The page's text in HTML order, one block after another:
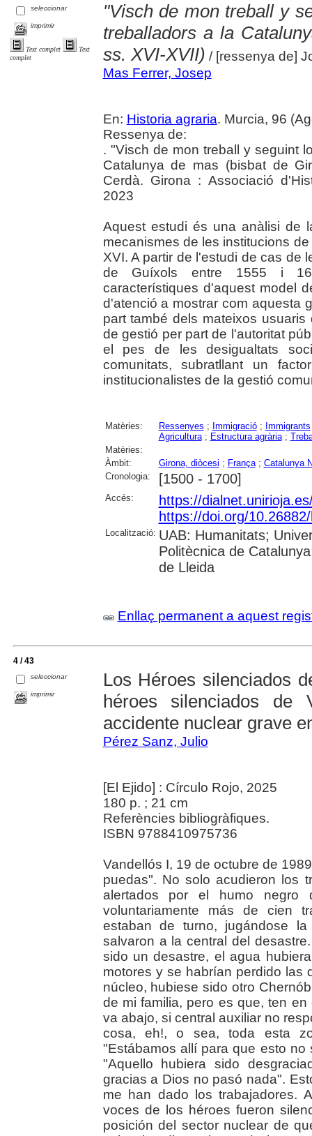
seleccionar
imprimir
Text complet
Text
complet
"Visch de mon treball y
treballadors a la
ss. XVI-XVII) / [ressenya de]
Mas Ferrer, Josep
En: Historia agraria. Murcia, 96
Ressenya de:
. "Visch de mon treball y seguint
Catalunya de mas (bisbat de
Cerdà. Girona : Associació
2023
Aquest estudi és una anàlisi de
mecanismes de les institucions
XVI. A partir de l'estudi de cas de
de Guíxols entre 1555 i
característiques d'aquest model
d'atenció a mostrar com aquesta
part també dels mateixos
de gestió per part de l'autoritat
el pes de les desigualtats
comunitats, subratllant un
institucionalistes de la gestió
Matèries: Ressenyes ; Immigració; Immigrants
Agricultura; Estructura agrària;
Matèries:
Àmbit:
Girona, diòcesi ; França; Catalunya
Cronologia:
[1500 - 1700]
Accés:
https://
https://doi.org/
Localització: UAB: Humanitats;
Politècnica de
de Lleida
Enllaç permanent a aquest
4 / 43
seleccionar
imprimir
Los Héroes silenciados
héroes silenciados de
accidente nuclear grave
Pérez Sanz, Julio
[El Ejido] : Círculo Rojo, 2025
180 p. ; 21 cm
Referències bibliogràfiques.
ISBN 9788410975736
Vandellós I, 19 de octubre de
puedas". No solo acudieron los
alertados por el humo negro
voluntariamente más de cien
estaban de turno, jugándose
salvaron a la central del
sido un desastre, el agua
motores y se habrían perdido las
núcleo, hubiese sido otro
de mi familia, pero es que, ten
va abajo, si central auxiliar no
cosa, ­eh!, o sea, toda esta
"Estábamos allí para que esto
"Aquello hubiera sido
gracias a Dios no pasó nada".
me han dado los trabajadores.
voces de los héroes fueron
posición del sector nuclear de